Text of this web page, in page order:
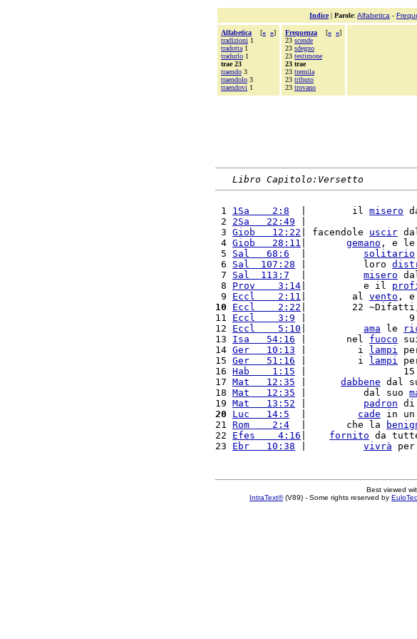
Indice| Parole: Alfabetica -
Alfabetica [« »]
tradizioni 1
tradotta 1
tradurlo 1
trae 23
traendo 3
traendolo 3
traendovi 1
Frequenza [« »]
23 scende
23 sdegno
23 testimone
23 trae
23 tremila
23 tributo
23 trovano
Libro Capitolo:Versetto
1 1Sa    2:8
  |        il
misero
2 2Sa   22:49 |
3 Giob   12:22 | facendole uscir
4 Giob   28:11 gemano , e le
5 Sal   68:6 solitario
6 Sal  107:28 |          loro
7 Sal  113:7 misero
8 Prov    3:14 |          e il
9 Eccl    2:11 |        al vento , e
10
Eccl    2:22 |        22
11 Eccl    3:9 |                  9
12 Eccl    5:10 ama le
13 Isa   54:16 |       nel fuoco
14 Ger   10:13 |         i lampi
15 Ger   51:16 |         i lampi
16 Hab    1:15 |                 15
17 Mat   12:35 dabbene dal
18 Mat   12:35 |          dal suo
19 Mat   13:52 padron di
20
Luc   14:5 cade in un
21 Rom    2:4
  |       che la
22 Efes    4:16 fornito da
23 Ebr   10:38 vivrà per
Best viewed
IntraText®(V89) - Some rights reserved by